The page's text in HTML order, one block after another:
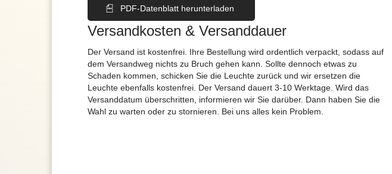
PDF-Datenblatt herunterladen
Versandkosten & Versanddauer
Der Versand ist kostenfrei. Ihre Bestellung wird ordentlich verpackt, sodass auf
dem Versandweg nichts zu Bruch gehen kann. Sollte dennoch etwas zu
Schaden kommen, schicken Sie die Leuchte zurück und wir ersetzen die
Leuchte ebenfalls kostenfrei. Der Versand dauert 3-10 Werktage. Wird das
Versanddatum überschritten, informieren wir Sie darüber. Dann haben Sie die
Wahl zu warten oder zu stornieren. Bei uns alles kein Problem.